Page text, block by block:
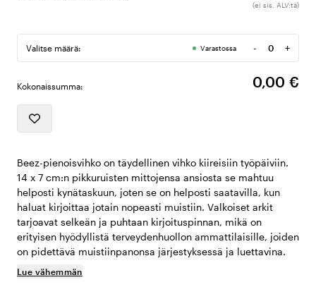
(ei sis. ALV:tä)
Valitse määrä: Varastossa -
Määrä
+
Kokonaissumma: 0,00 €
Beez-pienoisvihko on täydellinen vihko kiireisiin työpäiviin.
14 x 7 cm:n pikkuruisten mittojensa ansiosta se mahtuu
helposti kynätaskuun, joten se on helposti saatavilla, kun
haluat kirjoittaa jotain nopeasti muistiin. Valkoiset arkit
tarjoavat selkeän ja puhtaan kirjoituspinnan, mikä on
erityisen hyödyllistä terveydenhuollon ammattilaisille, joiden
on pidettävä muistiinpanonsa järjestyksessä ja luettavina.
Lue vähemmän